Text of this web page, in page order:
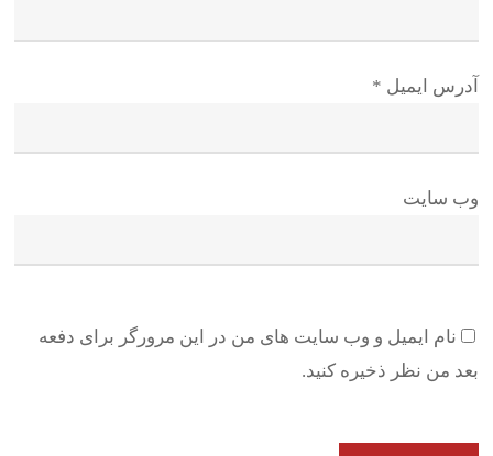
آدرس ایمیل *
وب سایت
نام ایمیل و وب سایت های من در این مرورگر برای دفعه
بعد من نظر ذخیره کنید.